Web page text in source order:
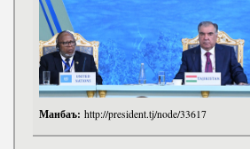
Манбаъ: http://president.tj/node/33617